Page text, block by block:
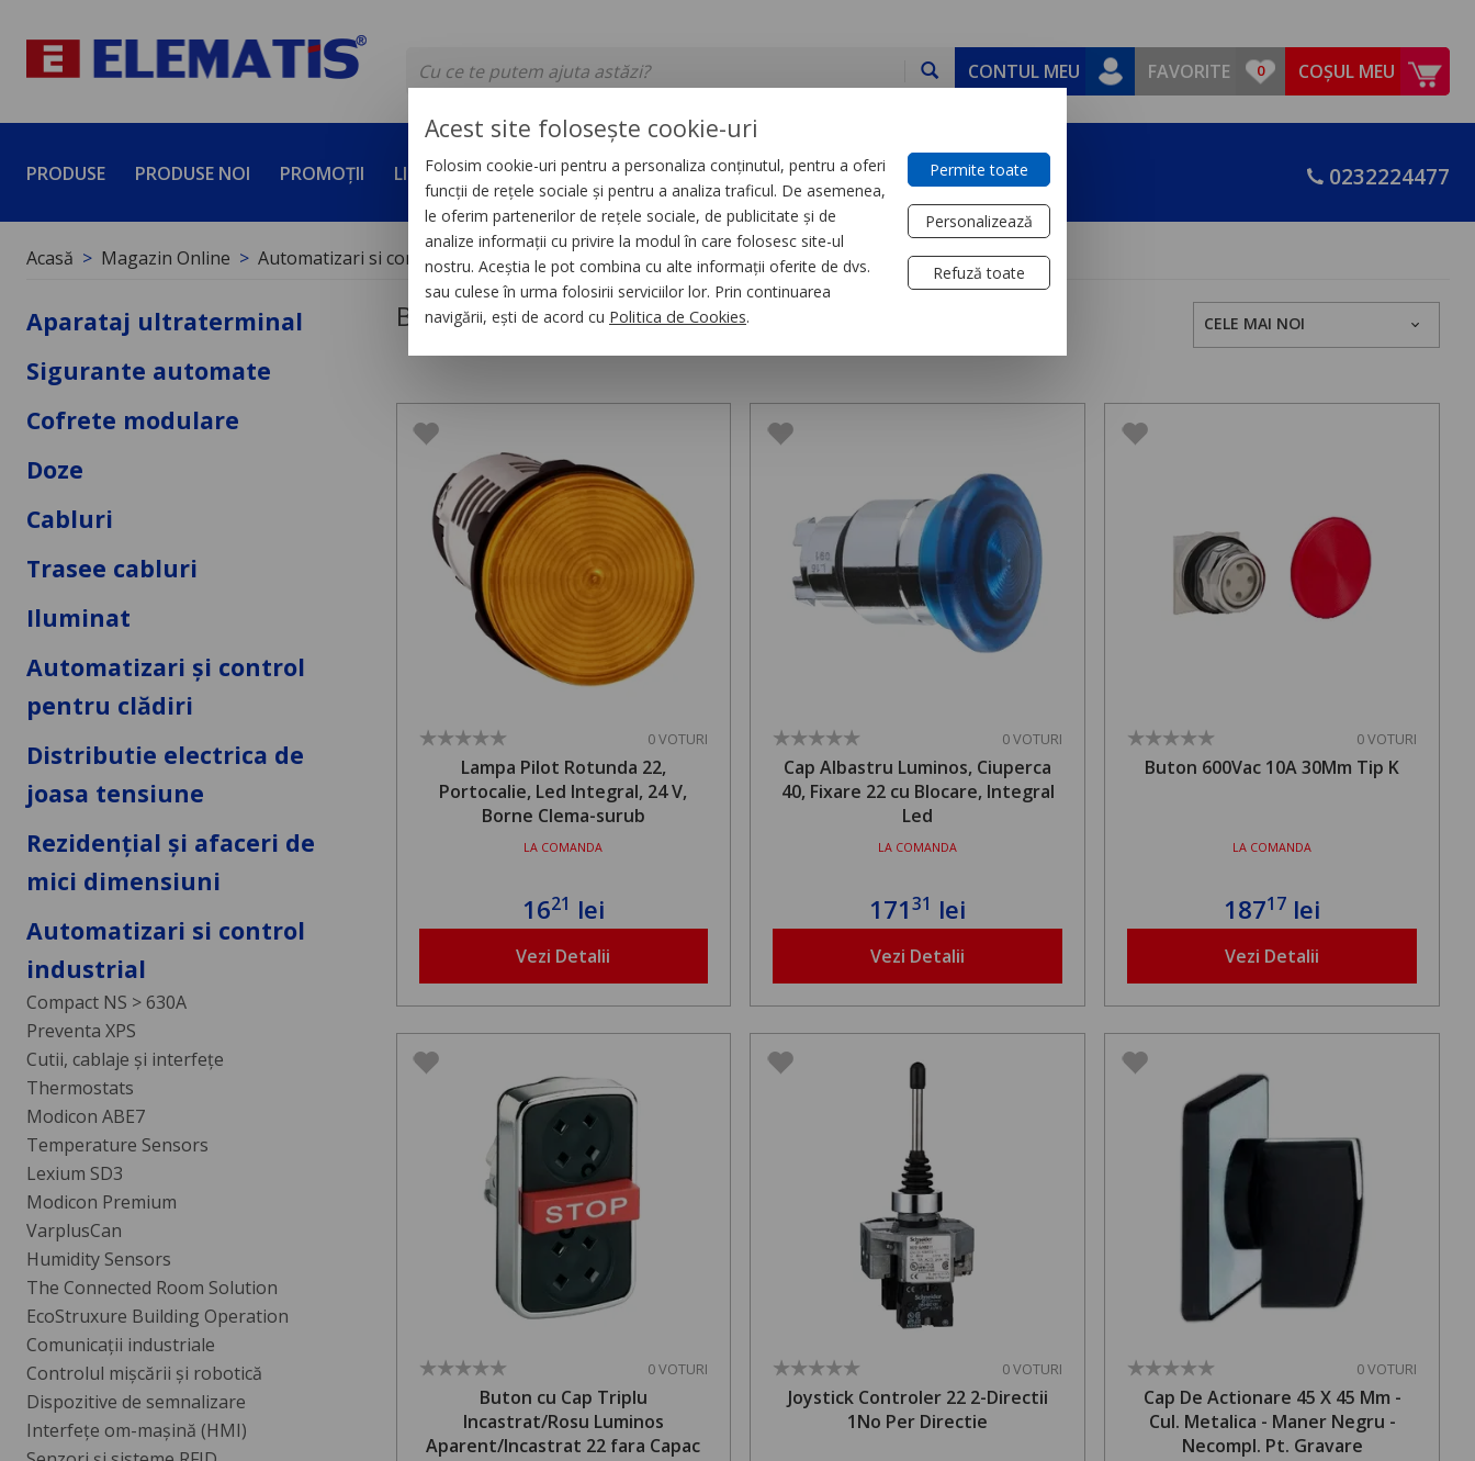
CONTUL MEU FAVORITE COȘUL MEU
PRODUSE PRODUSE NOI PROMOȚII LICHIDĂRI DE STOC SERVICII DEVINO PARTENER CONTACT 0232224477
Acasă Magazin Online Automatizari si control industrial Butoane si lampi
Aparataj ultraterminal
Sigurante automate
Cofrete modulare
Doze
Cabluri
Trasee cabluri
Iluminat
Automatizari și control
pentru clădiri
Distributie electrica de
joasa tensiune
Rezidențial și afaceri de
mici dimensiuni
Automatizari si control
industrial
Compact NS > 630A
Preventa XPS
Cutii, cablaje și interfețe
Thermostats
Modicon ABE7
Temperature Sensors
Lexium SD3
Modicon Premium
VarplusCan
Humidity Sensors
The Connected Room Solution
EcoStruxure Building Operation
Comunicații industriale
Controlul mișcării și robotică
Dispozitive de semnalizare
Interfețe om-mașină (HMI)
Butoane si lampi,2825 produse
0 VOTURI
Lampa Pilot Rotunda 22,
Portocalie, Led Integral, 24 V,
Borne Clema-surub
LA COMANDA
1621 lei
Vezi Detalii
0 VOTURI
Cap Albastru Luminos, Ciuperca
40, Fixare 22 cu Blocare, Integral
Led
LA COMANDA
17131 lei
Vezi Detalii
0 VOTURI
Buton 600Vac 10A 30Mm Tip K
LA COMANDA
18717 lei
Vezi Detalii
0 VOTURI
Buton cu Cap Triplu
Incastrat/Rosu Luminos
Aparent/Incastrat 22 fara Capac
0 VOTURI
Joystick Controler 22 2-Directii
1No Per Directie
0 VOTURI
Cap De Actionare 45 X 45 Mm -
Cul. Metalica - Maner Negru -
Necompl. Pt. Gravare
Acest site folosește cookie-uri
Folosim cookie-uri pentru a personaliza conținutul, pentru a oferi
funcții de rețele sociale și pentru a analiza traficul. De asemenea,
le oferim partenerilor de rețele sociale, de publicitate și de
analize informații cu privire la modul în care folosesc site-ul
nostru. Aceștia le pot combina cu alte informații oferite de dvs.
sau culese în urma folosirii serviciilor lor. Prin continuarea
navigării, ești de acord cu Politica de Cookies.
Permite toate
Personalizează
Refuză toate